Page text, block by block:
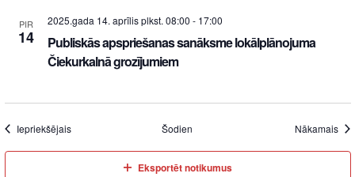
PIR
14
2025.gada 14. aprīlis plkst. 08:00 - 17:00
Publiskās apspriešanas sanāksme lokālplānojuma
Čiekurkalnā grozījumiem
Iepriekšējais Šodien Nākamais
Eksportēt notikumus